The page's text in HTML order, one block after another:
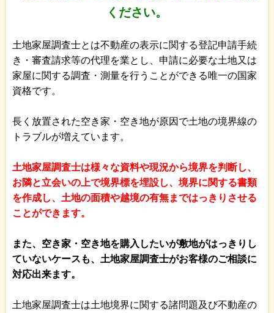
ください。
土地家屋調査士とは不動産の表示に関する登記申請手続
き・審査請求等の代理を業とし、申請に必要な土地又は
家屋に関する調査・測量を行うことができる唯一の国家
資格です。
長く放置された空き家・空き地が原因で土地の境界線の
トラブルが増えています。
土地家屋調査士は様々な資料や現況から境界を判断し、
お隣と立会いの上で境界標を埋設し、境界に関する書類
を作成し、土地の面積や越境の有無まではっきりさせる
ことができます。
また、空き家・空き地を購入したいが敷地がはっきりし
ていないケースも、土地家屋調査士がお客様のご相談に
対応出来ます。
土地家屋調査士は土地境界に関する諸問題及び不動産の